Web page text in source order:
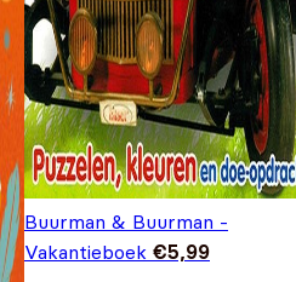
Buurman & Buurman -
Vakantieboek €5,99